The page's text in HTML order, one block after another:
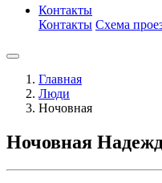
Контакты
Контакты Схема
Главная
Люди
Ночовная
Ночовная